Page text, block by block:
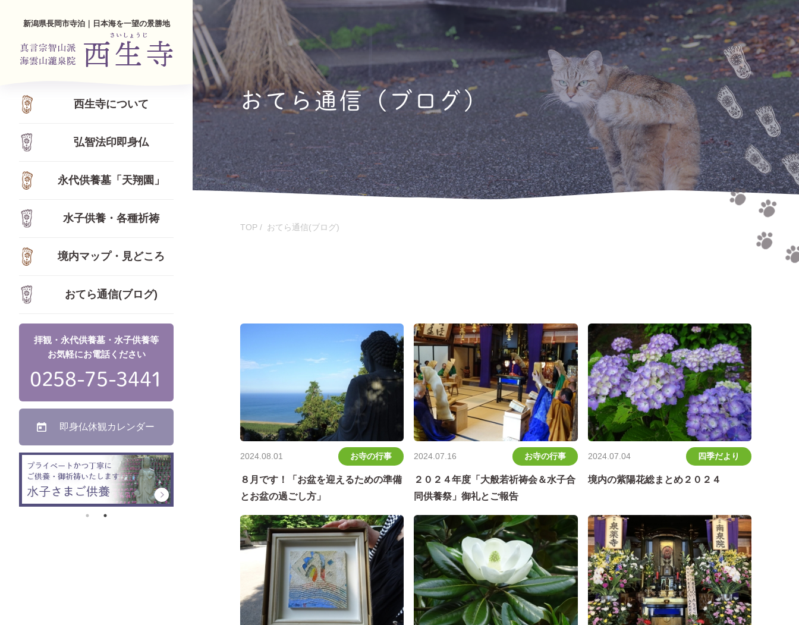
新潟県長岡市寺泊｜日本海を一望の景勝地
西生寺について
弘智法印即身仏
永代供養墓「天翔園」
水子供養・各種祈祷
境内マップ・見どころ
おてら通信(ブログ)
拝観・永代供養墓・水子供養等
お気軽にお電話ください
0258-75-3441
即身仏休観カレンダー
おてら通信（ブログ）
TOP / おてら通信(ブログ)
2024.08.01 お寺の行事
８月です！「お盆を迎えるための準備
とお盆の過ごし方」
2024.07.16 お寺の行事
２０２４年度「大般若祈祷会＆水子合
同供養祭」御礼とご報告
2024.07.04 四季だより
境内の紫陽花総まとめ２０２４